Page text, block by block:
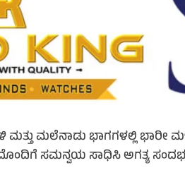
ಮಲೆನಾಡು ಭಾಗಗಳಲ್ಲಿ ಭಾರೀ
ಸಮನ್ವಯ ಸಾಧಿಸಿ ಅಗತ್ಯ